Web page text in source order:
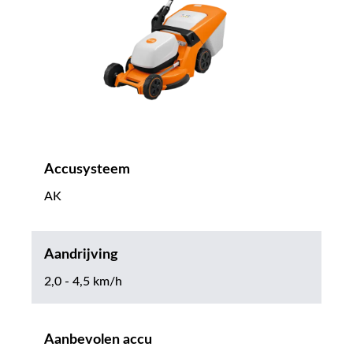
Accusysteem
AK
Aandrijving
2,0 - 4,5 km/h
Aanbevolen accu